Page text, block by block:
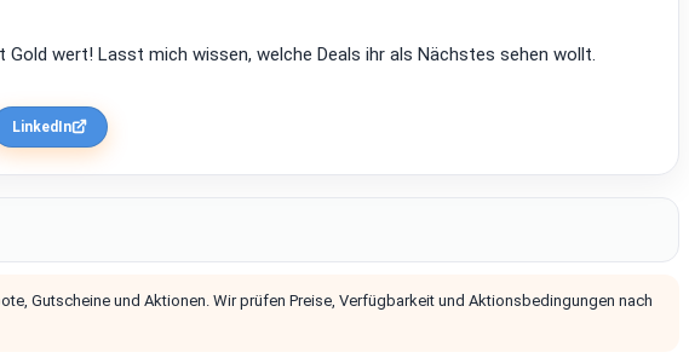
Gold wert! Lasst mich wissen, welche Deals ihr als Nächstes sehen wollt.
LinkedIn
Gutscheine und Aktionen. Wir prüfen Preise, Verfügbarkeit und Aktionsbedingungen nach